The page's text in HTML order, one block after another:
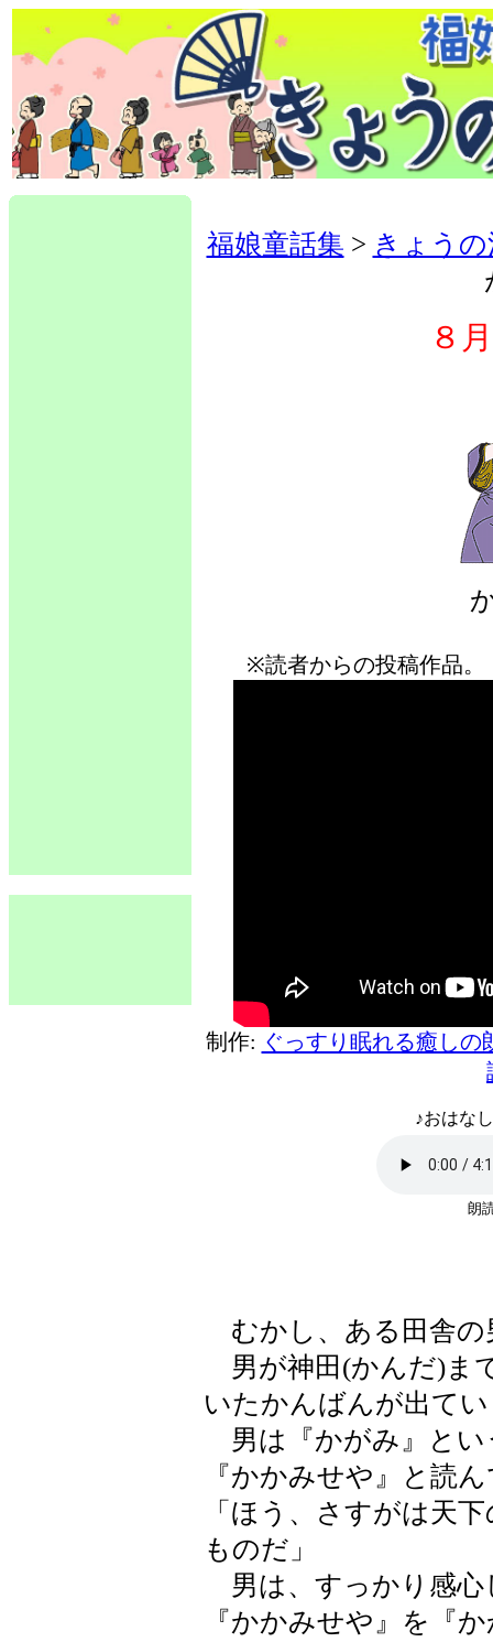
福娘童話集 > きょう
８
※読者からの投稿作品
制作: ぐっすり眠れる癒し
♪おはな
朗
むかし、ある田舎の
男が神田(かんだ)ま
いたかんばんが出て
男は『かがみ』とい
『かかみせや』と読
「ほう、さすがは天
ものだ」
男は、すっかり感心
『かかみせや』を『